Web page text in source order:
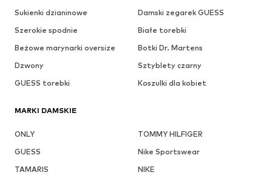
Sukienki dzianinowe
Damski zegarek GUESS
Szerokie spodnie
Białe torebki
Beżowe marynarki oversize
Botki Dr. Martens
Dzwony
Sztyblety czarny
GUESS torebki
Koszulki dla kobiet
MARKI DAMSKIE
ONLY
TOMMY HILFIGER
GUESS
Nike Sportswear
TAMARIS
NIKE